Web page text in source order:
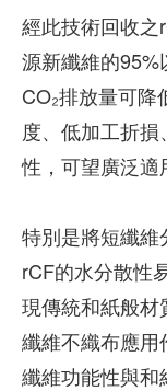
經此技術回收
源新纖維的95%
CO₂排放量可
度、低加工折
性，可望廣泛適
特別是將短纖維
rCF的水分散性
現傳統和紙般材
纖維不織布應
纖維功能性與